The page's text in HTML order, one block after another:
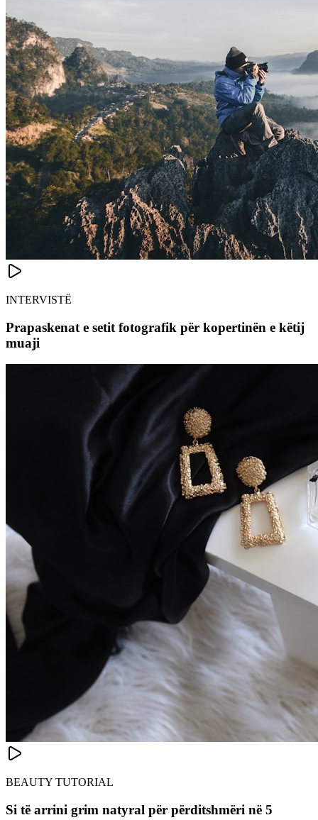
INTERVISTË
Prapaskenat e setit fotografik për kopertinën e këtij
muaji
BEAUTY TUTORIAL
Si të arrini grim natyral për përditshmëri në 5